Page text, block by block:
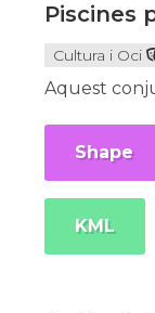
Piscines
Cultura i Oci
Aquest
Shape
KML